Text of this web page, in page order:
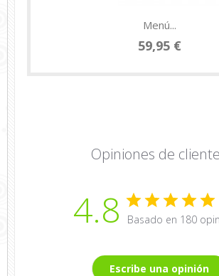
Menú...
59,95 €
Opiniones de
4.8 Basado en 180
Escribe una opinión